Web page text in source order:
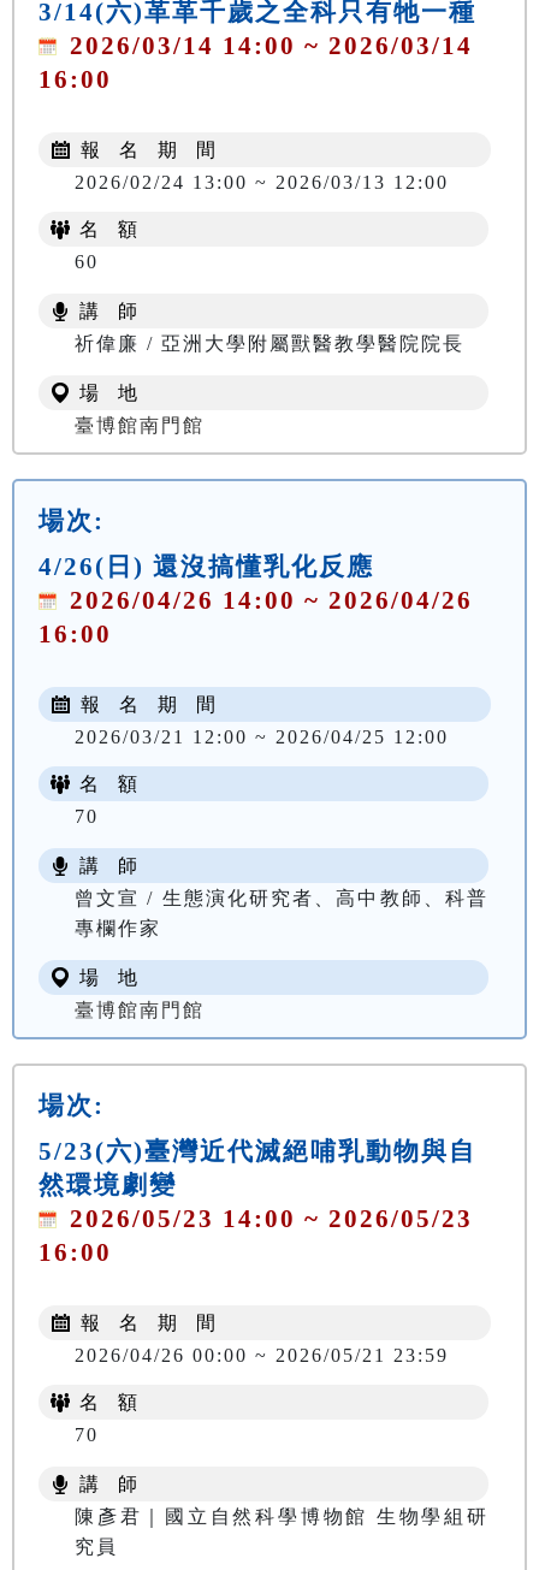
3/14(六)革革千歲之全科只有牠一種
2026/03/14 14:00 ~ 2026/03/14
16:00
報 名 期 間
2026/02/24 13:00 ~ 2026/03/13 12:00
名 額
60
講 師
祈偉廉 / 亞洲大學附屬獸醫教學醫院院長
場 地
臺博館南門館
場次:
4/26(日) 還沒搞懂乳化反應
2026/04/26 14:00 ~ 2026/04/26
16:00
報 名 期 間
2026/03/21 12:00 ~ 2026/04/25 12:00
名 額
70
講 師
曾文宣 / 生態演化研究者、高中教師、科普
專欄作家
場 地
臺博館南門館
場次:
5/23(六)臺灣近代滅絕哺乳動物與自
然環境劇變
2026/05/23 14:00 ~ 2026/05/23
16:00
報 名 期 間
2026/04/26 00:00 ~ 2026/05/21 23:59
名 額
70
講 師
陳彥君｜國立自然科學博物館 生物學組研
究員